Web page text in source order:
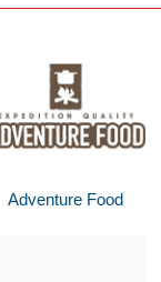
Adventure Food